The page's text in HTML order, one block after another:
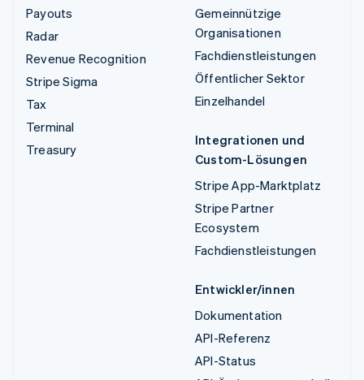
Payouts
Radar
Revenue Recognition
Stripe Sigma
Tax
Terminal
Treasury
Gemeinnützige
Organisationen
Fachdienstleistungen
Öffentlicher Sektor
Einzelhandel
Integrationen und
Custom-Lösungen
Stripe App-Marktplatz
Stripe Partner
Ecosystem
Fachdienstleistungen
Entwickler/innen
Dokumentation
API-Referenz
API-Status